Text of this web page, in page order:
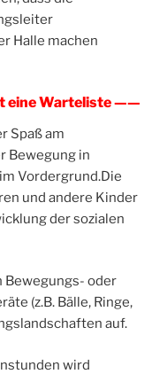
Halle machen
eine Warteliste ——
Spaß am
Bewegung in
Vordergrund.Die
und andere Kinder
der sozialen
oder
(z.B. Bälle, Ringe,
auf.
wird